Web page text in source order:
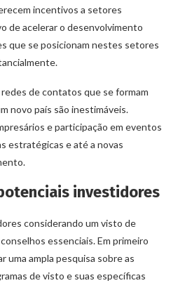
incentivos a setores
de acelerar o desenvolvimento
que se posicionam nestes setores
de contatos que se formam
novo país são inestimáveis.
e participação em eventos
estratégicas e até a novas
investidores
considerando um visto de
essenciais. Em primeiro
uma ampla pesquisa sobre as
de visto e suas específicas